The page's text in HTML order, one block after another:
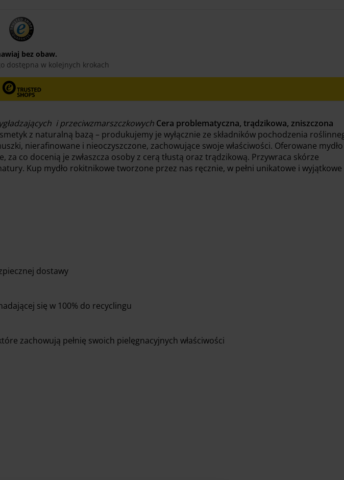
i przeciwzmarszczkowych Cera problematyczna, trądzikowa, zniszczona
z naturalną bazą – produkujemy je wyłącznie ze składników pochodzenia
nierafinowane i nieoczyszczone, zachowujące swoje właściwości. Oferowane mydło
co docenią je zwłaszcza osoby z cerą tłustą oraz trądzikową. Przywraca skórze
Kup mydło rokitnikowe tworzone przez nas ręcznie, w pełni unikatowe i wyjątkowe
dostawy
się w 100% do recyclingu
zachowują pełnię swoich pielęgnacyjnych właściwości